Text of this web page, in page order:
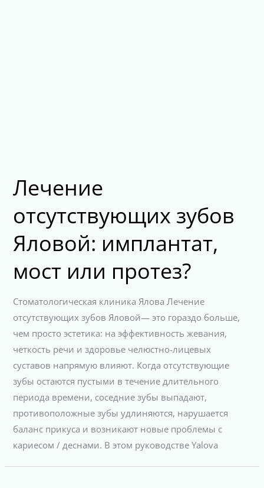
Лечение
отсутствующих зубов
Яловой: имплантат,
мост или протез?
Стоматологическая клиника Ялова Лечение
отсутствующих зубов Яловой— это гораздо больше,
чем просто эстетика: на эффективность жевания,
четкость речи и здоровье челюстно-лицевых
суставов напрямую влияют. Когда отсутствующие
зубы остаются пустыми в течение длительного
периода времени, соседние зубы выпадают,
противоположные зубы удлиняются, нарушается
баланс прикуса и возникают новые проблемы с
кариесом / деснами. В этом руководстве Yalova